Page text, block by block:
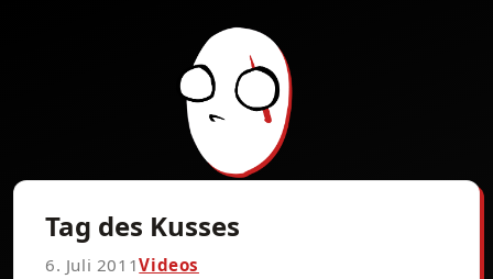
Tag des Kusses
6. Juli 2011Videos